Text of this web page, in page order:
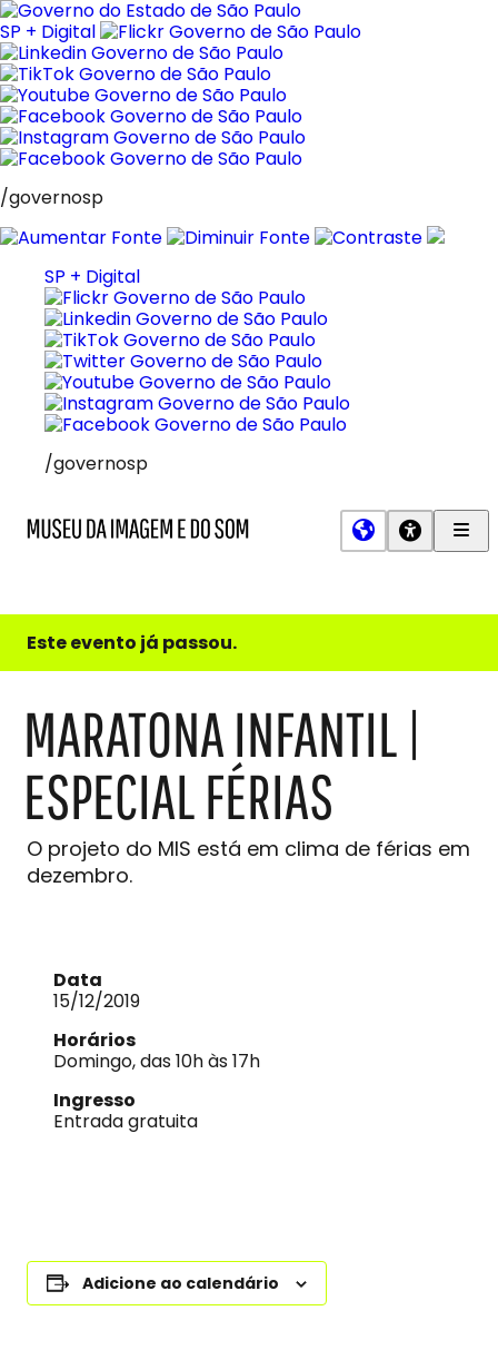
Pular
para
o
conteúdo
SP + Digital
/governosp
SP + Digital
/governosp
e
do
Este evento já passou.
MARATONA INFANTIL |
ESPECIAL FÉRIAS
O projeto do MIS está em clima de férias em
dezembro.
Data
15/12/2019
Horários
Domingo, das 10h às 17h
Ingresso
Entrada gratuita
Adicione ao calendário